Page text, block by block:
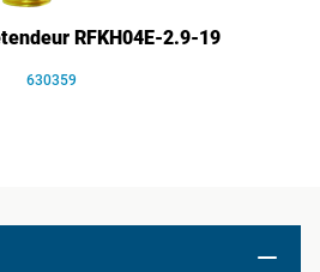
RFKH04E-2.9-19
630359